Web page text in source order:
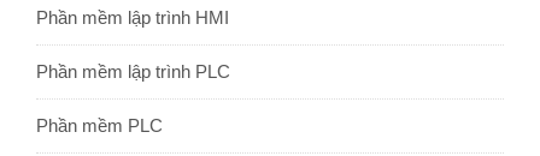
Phần mềm lập trình HMI
Phần mềm lập trình PLC
Phần mềm PLC